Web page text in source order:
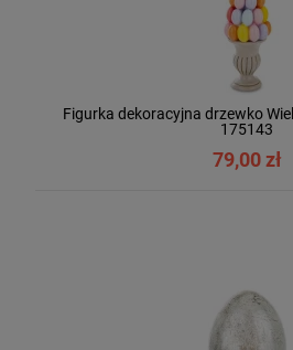
Figurka dekoracyjna drzewko
175143
79,00 zł